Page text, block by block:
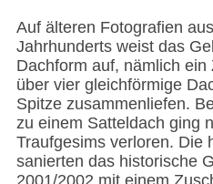
Auf älteren Fotografien
Jahrhunderts weist das
Dachform auf, nämlich
über vier gleichförmige
Spitze zusammenliefen.
zu einem Satteldach ging
Traufgesims verloren. Die
sanierten das historische